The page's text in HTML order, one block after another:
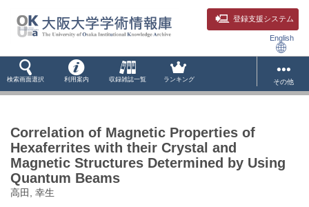
登録支援システム
English
検索画面選択 利用案内 収録雑誌一覧 ランキング その他
Correlation of Magnetic Properties of
Hexaferrites with their Crystal and
Magnetic Structures Determined by Using
Quantum Beams
高田, 幸生